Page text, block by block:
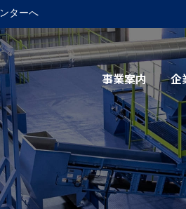
ターへ
事業案内 企